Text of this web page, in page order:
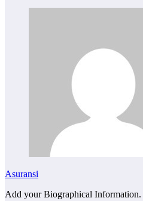
Asuransi
Add your Biographical Information.